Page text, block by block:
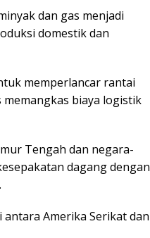
dan gas menjadi
domestik dan
memperlancar rantai
biaya logistik
Tengah dan negara-
dagang dengan
Amerika Serikat dan